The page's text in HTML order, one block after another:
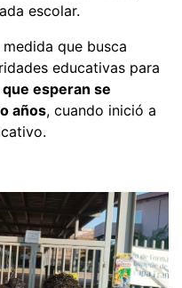
escolar.
que busca
educativas para
esperan se
años, cuando inició a